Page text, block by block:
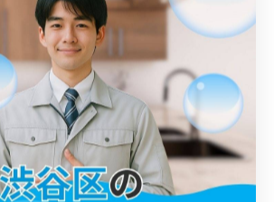
鎌倉市 トイレ詰まり 港区
春日部市 江戸川区
八王子市 シンク 入間市 平塚市
洗面台 神奈川区 台所詰まり 異物
世田谷区 蛇口 西多摩郡